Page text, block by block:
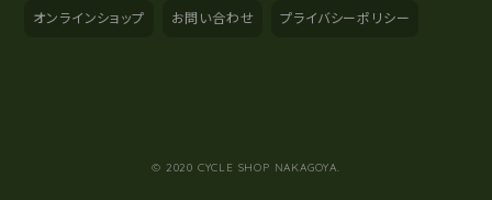
オンラインショップ お問い合わせ プライバシーポリシー
© 2020 CYCLE SHOP NAKAGOYA.